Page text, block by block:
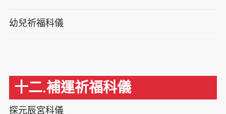
幼兒祈福科儀
十二.補運祈福科儀
探元辰宮科儀